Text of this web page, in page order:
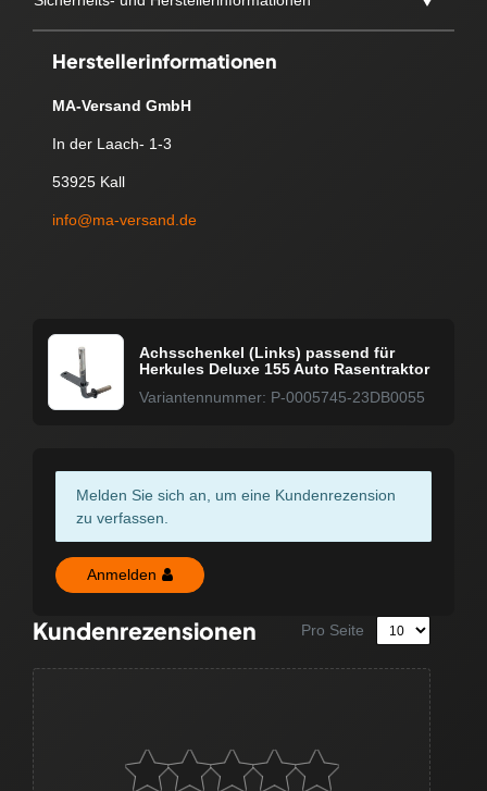
Herstellerinformationen
MA-Versand GmbH
In der Laach- 1-3
53925 Kall
info@ma-versand.de
Achsschenkel (Links) passend für
Herkules Deluxe 155 Auto Rasentraktor
Variantennummer: P-0005745-23DB0055
Melden Sie sich an, um eine Kundenrezension
zu verfassen.
Anmelden
Kundenrezensionen Pro Seite